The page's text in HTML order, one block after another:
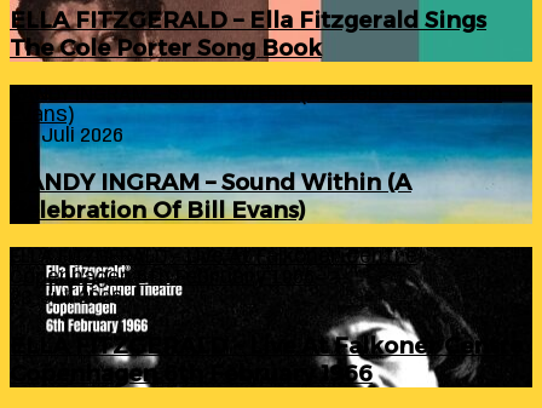
ELLA FITZGERALD – Ella Fitzgerald Sings
The Cole Porter Song Book
Evans)
24. Juli 2026
RANDY INGRAM – Sound Within (A
Celebration Of Bill Evans)
ELLA FITZGERALD – Live At Falkoner Centre
Copenhagen 6th February 1966
23. Juli 2026
ELLA FITZGERALD – Live At Falkoner Centre
Copenhagen 6th February 1966